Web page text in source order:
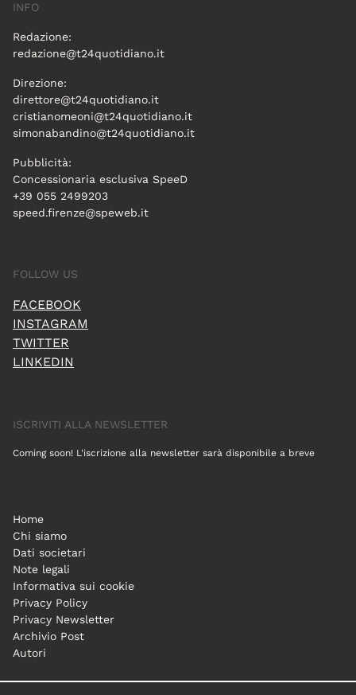
INFO
Redazione:
redazione@t24quotidiano.it
Direzione:
direttore@t24quotidiano.it
cristianomeoni@t24quotidiano.it
simonabandino@t24quotidiano.it
Pubblicità:
Concessionaria esclusiva SpeeD
+39 055 2499203
speed.firenze@speweb.it
FOLLOW US
FACEBOOK
INSTAGRAM
TWITTER
LINKEDIN
ISCRIVITI ALLA NEWSLETTER
Coming soon! L'iscrizione alla newsletter sarà disponibile a breve
Home
Chi siamo
Dati societari
Note legali
Informativa sui cookie
Privacy Policy
Privacy Newsletter
Archivio Post
Autori